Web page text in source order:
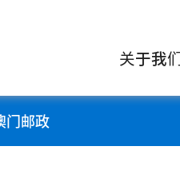
关于我
门邮政